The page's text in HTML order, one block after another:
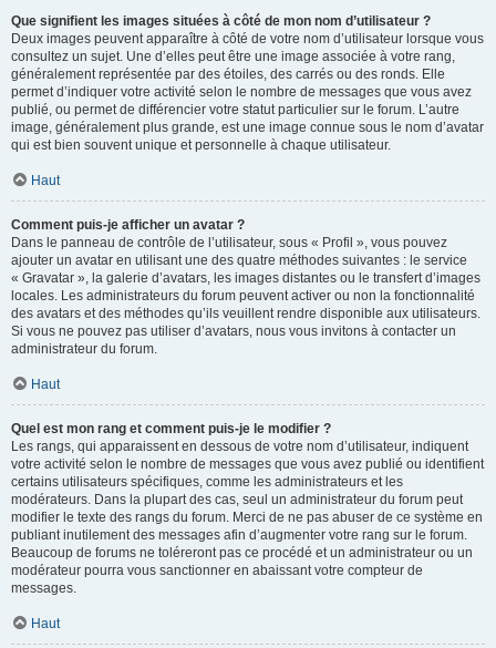
Que signifient les images situées à côté de mon nom d’utilisateur ?
Deux images peuvent apparaître à côté de votre nom d’utilisateur lorsque vous
consultez un sujet. Une d’elles peut être une image associée à votre rang,
généralement représentée par des étoiles, des carrés ou des ronds. Elle
permet d’indiquer votre activité selon le nombre de messages que vous avez
publié, ou permet de différencier votre statut particulier sur le forum. L’autre
image, généralement plus grande, est une image connue sous le nom d’avatar
qui est bien souvent unique et personnelle à chaque utilisateur.
Haut
Comment puis-je afficher un avatar ?
Dans le panneau de contrôle de l’utilisateur, sous « Profil », vous pouvez
ajouter un avatar en utilisant une des quatre méthodes suivantes : le service
« Gravatar », la galerie d’avatars, les images distantes ou le transfert d’images
locales. Les administrateurs du forum peuvent activer ou non la fonctionnalité
des avatars et des méthodes qu’ils veuillent rendre disponible aux utilisateurs.
Si vous ne pouvez pas utiliser d’avatars, nous vous invitons à contacter un
administrateur du forum.
Haut
Quel est mon rang et comment puis-je le modifier ?
Les rangs, qui apparaissent en dessous de votre nom d’utilisateur, indiquent
votre activité selon le nombre de messages que vous avez publié ou identifient
certains utilisateurs spécifiques, comme les administrateurs et les
modérateurs. Dans la plupart des cas, seul un administrateur du forum peut
modifier le texte des rangs du forum. Merci de ne pas abuser de ce système en
publiant inutilement des messages afin d’augmenter votre rang sur le forum.
Beaucoup de forums ne toléreront pas ce procédé et un administrateur ou un
modérateur pourra vous sanctionner en abaissant votre compteur de
messages.
Haut